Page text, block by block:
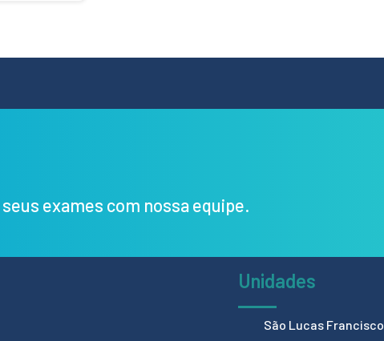
exames com nossa equipe.
Unidades
São Lucas